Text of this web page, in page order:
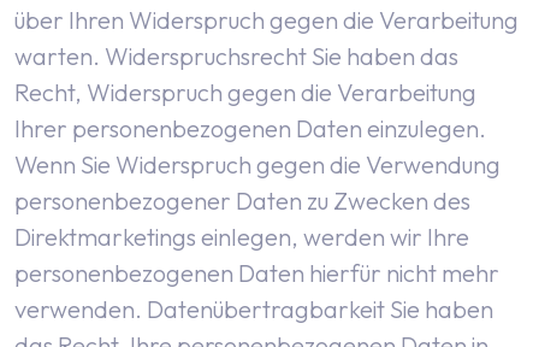
über Ihren Widerspruch gegen die Verarbeitung
warten. Widerspruchsrecht Sie haben das
Recht, Widerspruch gegen die Verarbeitung
Ihrer personenbezogenen Daten einzulegen.
Wenn Sie Widerspruch gegen die Verwendung
personenbezogener Daten zu Zwecken des
Direktmarketings einlegen, werden wir Ihre
personenbezogenen Daten hierfür nicht mehr
verwenden. Datenübertragbarkeit Sie haben